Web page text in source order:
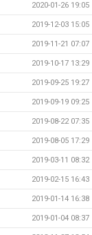
2020-01-26 19:05
2019-12-03 15:05
2019-11-21 07:07
2019-10-17 13:29
2019-09-25 19:27
2019-09-19 09:25
2019-08-22 07:35
2019-08-05 17:29
2019-03-11 08:32
2019-02-15 16:43
2019-01-14 16:38
2019-01-04 08:37